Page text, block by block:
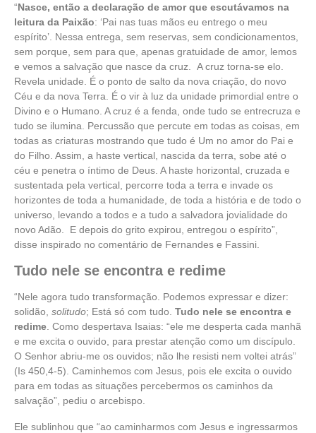
“Nasce, então a declaração de amor que escutávamos na
leitura da Paixão: ‘Pai nas tuas mãos eu entrego o meu
espírito’. Nessa entrega, sem reservas, sem condicionamentos,
sem porque, sem para que, apenas gratuidade de amor, lemos
e vemos a salvação que nasce da cruz. A cruz torna-se elo.
Revela unidade. É o ponto de salto da nova criação, do novo
Céu e da nova Terra. É o vir à luz da unidade primordial entre o
Divino e o Humano. A cruz é a fenda, onde tudo se entrecruza e
tudo se ilumina. Percussão que percute em todas as coisas, em
todas as criaturas mostrando que tudo é Um no amor do Pai e
do Filho. Assim, a haste vertical, nascida da terra, sobe até o
céu e penetra o íntimo de Deus. A haste horizontal, cruzada e
sustentada pela vertical, percorre toda a terra e invade os
horizontes de toda a humanidade, de toda a história e de todo o
universo, levando a todos e a tudo a salvadora jovialidade do
novo Adão. E depois do grito expirou, entregou o espírito”,
disse inspirado no comentário de Fernandes e Fassini.
Tudo nele se encontra e redime
“Nele agora tudo transformação. Podemos expressar e dizer:
solidão, solitudo; Está só com tudo. Tudo nele se encontra e
redime . Como despertava Isaias: “ele me desperta cada manhã
e me excita o ouvido, para prestar atenção como um discípulo.
O Senhor abriu-me os ouvidos; não lhe resisti nem voltei atrás”
(Is 450,4-5). Caminhemos com Jesus, pois ele excita o ouvido
para em todas as situações percebermos os caminhos da
salvação”, pediu o arcebispo.
Ele sublinhou que “ao caminharmos com Jesus e ingressarmos